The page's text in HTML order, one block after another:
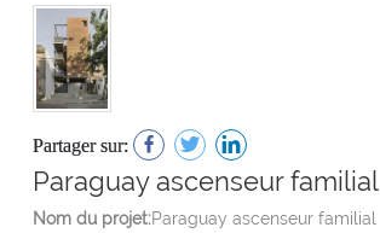
Partager sur:
Paraguay ascenseur familial
Nom du projet:Paraguay ascenseur familial